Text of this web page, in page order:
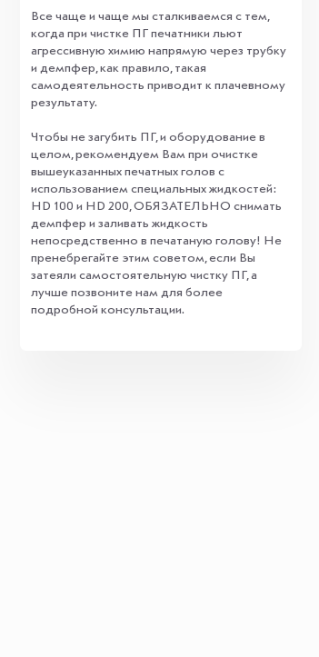
Все чаще и чаще мы сталкиваемся с тем,
когда при чистке ПГ печатники льют
агрессивную химию напрямую через трубку
и демпфер, как правило, такая
самодеятельность приводит к плачевному
результату.
Чтобы не загубить ПГ, и оборудование в
целом, рекомендуем Вам при очистке
вышеуказанных печатных голов с
использованием специальных жидкостей:
HD 100 и HD 200, ОБЯЗАТЕЛЬНО снимать
демпфер и заливать жидкость
непосредственно в печатаную голову! Не
пренебрегайте этим советом, если Вы
затеяли самостоятельную чистку ПГ, а
лучше позвоните нам для более
подробной консультации.